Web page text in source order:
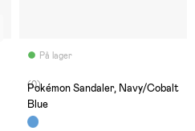
På lager
(0)
Pokémon Sandaler, Navy/Cobalt
Blue